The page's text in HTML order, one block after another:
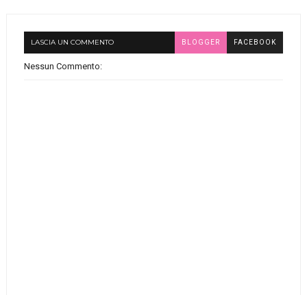
LASCIA UN COMMENTO BLOGGER FACEBOOK
Nessun Commento: